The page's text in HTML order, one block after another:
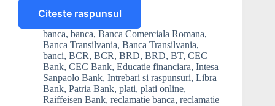
Citeste raspunsul
La
care
banci
pot
face
transferuri
de
banca, banca, Banca Comerciala Romana,
Banca Transilvania, Banca Transilvania,
banci, BCR, BCR, BRD, BRD, BT, CEC
Bank, CEC Bank, Educatie financiara, Intesa
Sanpaolo Bank, Intrebari si raspunsuri, Libra
Bank, Patria Bank, plati, plati online,
Raiffeisen Bank, reclamatie banca, reclamatie